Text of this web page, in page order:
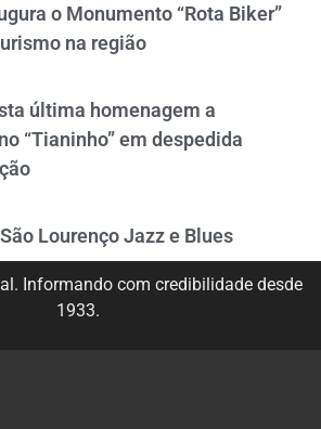
o Monumento “Rota Biker”
na região
última homenagem a
“Tianinho” em despedida
Lourenço Jazz e Blues
Informando com credibilidade desde
1933.